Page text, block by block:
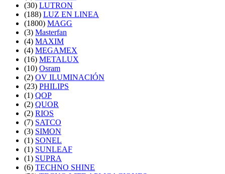
(30) LUTRON
(188) LUZ EN LINEA
(1800) MAGG
(3) Masterfan
(4) MAXIM
(4) MEGAMEX
(16) METALUX
(10) Osram
(2) OV ILUMINACIÓN
(23) PHILIPS
(1) QOP
(2) QUOR
(2) RIOS
(7) SATCO
(3) SIMON
(1) SONEL
(1) SUNLEAF
(1) SUPRA
(6) TECHNO SHINE